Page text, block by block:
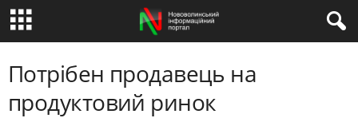
Потрібен продавець на
продуктовий ринок